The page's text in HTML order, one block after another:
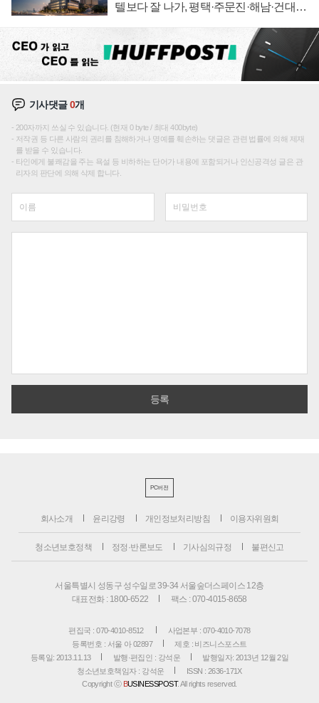
텔보다 잘 나가, 평택·주문진·해남·건대로
기사댓글0개
200자까지 쓰실 수 있습니다. (현재 0 byte / 최대 400byte)
저작권 등 다른 사람의 권리를 침해하거나 명예를 훼손하는 댓글은 관련 법률에 의해 제재
를 받을 수 있습니다.
타인에게 불쾌감을 주는 욕설 등 비하하는 단어가 내용에 포함되거나 인신공격성 글은 관
리자의 판단에 의해 삭제 합니다.
PC버전
회사소개 윤리강령 개인정보처리방침 이용자위원회
청소년보호정책 정정·반론보도 기사심의규정 불편신고
서울특별시 성동구 성수일로 39-34 서울숲더스페이스 12층
대표전화 : 1800-6522
팩스 : 070-4015-8658
편집국 : 070-4010-8512
사업본부 : 070-4010-7078
등록번호 : 서울 아 02897
제호 : 비즈니스포스트
등록일: 2013.11.13
발행·편집인 : 강석운
발행일자: 2013년 12월 2일
청소년보호책임자 : 강석운
ISSN : 2636-171X
Copyright ⓒ BUSINESSPOST. All rights reserved.